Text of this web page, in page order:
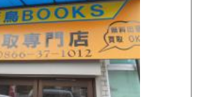
300円 愛媛県
300円 福岡県
300円 長崎県